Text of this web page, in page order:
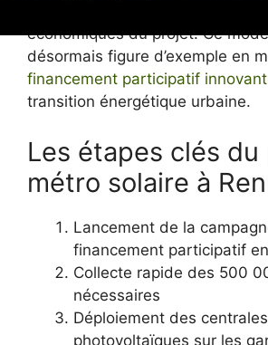
économiques du projet. Ce
désormais figure d’exemple en
financement participatif innovant
transition énergétique urbaine.
Les étapes clés
métro solaire à
Lancement de la
financement participatif
Collecte rapide des 500
nécessaires
Déploiement des centrales
photovoltaïques sur les